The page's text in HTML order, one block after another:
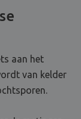
aan het
van kelder